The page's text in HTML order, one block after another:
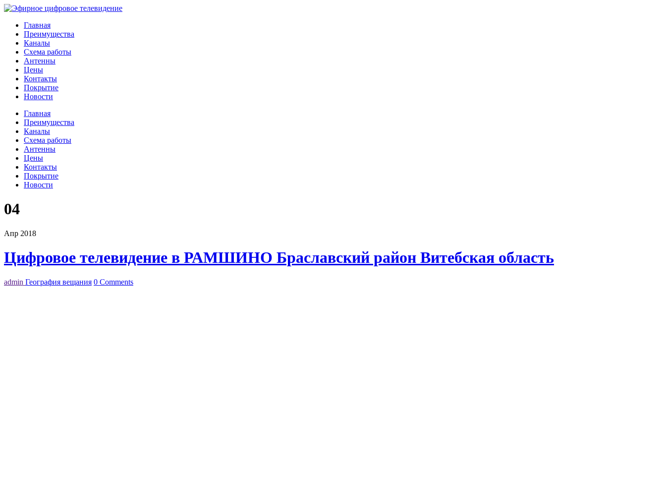
Главная
Преимущества
Каналы
Схема работы
Антенны
Цены
Контакты
Покрытие
Новости
Главная
Преимущества
Каналы
Схема работы
Антенны
Цены
Контакты
Покрытие
Новости
04
Апр 2018
Цифровое телевидение в РАМШИНО Браславский район Витебская область
admin География вещания 0 Comments